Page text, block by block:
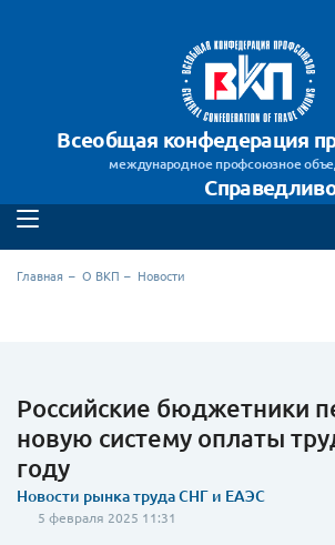
Всеобщая конфедерация
международное профсоюзное
Главная О ВКП Новости
Российские бюджетники
новую систему оплаты
году
Новости рынка труда СНГ и ЕАЭС
5 февраля 2025 11:31